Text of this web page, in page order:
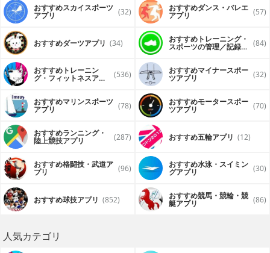
おすすめスカイスポーツ
アプリ (32) おすすめダンス・バレエ
アプリ (57)
おすすめダーツアプリ (34) おすすめトレーニング・
スポーツの管理／記録ア (84)
おすすめトレーニン
グ・フィットネスアプ (536) おすすめマイナースポー
ツアプリ (32)
おすすめマリンスポーツ
アプリ (78) おすすめモータースポー
ツアプリ (70)
おすすめランニング・
陸上競技アプリ (287) おすすめ五輪アプリ (12)
おすすめ格闘技・武道ア
プリ (96) おすすめ水泳・スイミン
グアプリ (30)
おすすめ球技アプリ (852) おすすめ競馬・競輪・競
艇アプリ (86)
人気カテゴリ